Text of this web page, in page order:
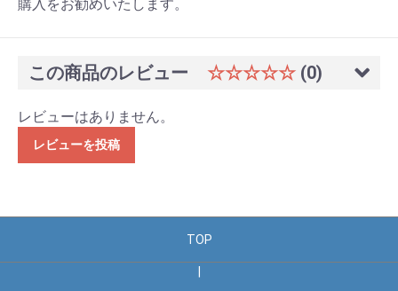
購入をお勧めいたします。
この商品のレビュー ☆☆☆☆☆ (0)
レビューはありません。
レビューを投稿
TOP